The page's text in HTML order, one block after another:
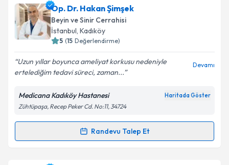
Op. Dr. Hakan Şimşek
Beyin ve Sinir Cerrahisi
İstanbul, Kadıköy
5 (15 Değerlendirme)
Uzun yıllar boyunca ameliyat korkusu nedeniyle
ertelediğim tedavi süreci, zaman...
Devamı
Medicana Kadıköy Hastanesi Haritada Göster
Zühtüpaşa, Recep Peker Cd. No:11, 34724
Randevu Talep Et
Randevu Takvimi Talebi